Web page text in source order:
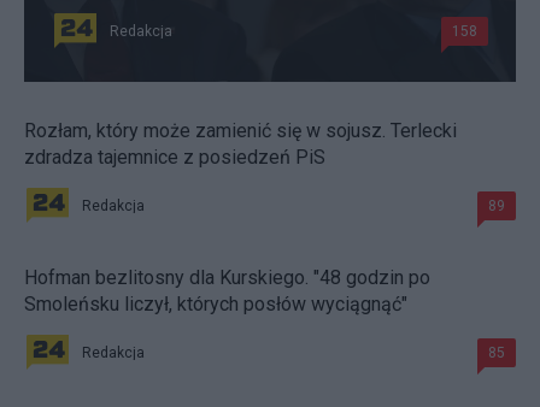
Redakcja 158
Rozłam, który może zamienić się w sojusz. Terlecki
zdradza tajemnice z posiedzeń PiS
Redakcja 89
Hofman bezlitosny dla Kurskiego. "48 godzin po
Smoleńsku liczył, których posłów wyciągnąć"
Redakcja 85